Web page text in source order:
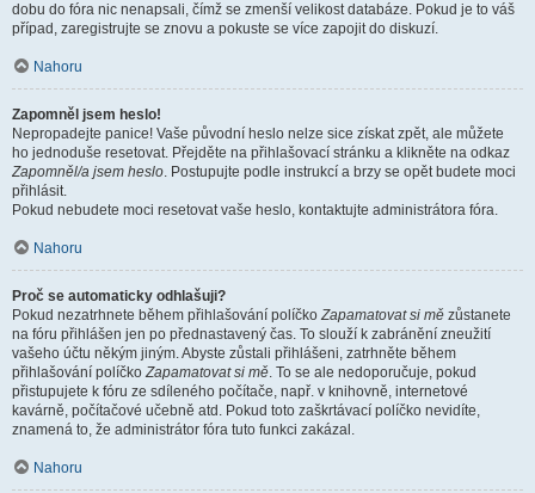
dobu do fóra nic nenapsali, čímž se zmenší velikost databáze. Pokud je to váš
případ, zaregistrujte se znovu a pokuste se více zapojit do diskuzí.
Nahoru
Zapomněl jsem heslo!
Nepropadejte panice! Vaše původní heslo nelze sice získat zpět, ale můžete
ho jednoduše resetovat. Přejděte na přihlašovací stránku a klikněte na odkaz
Zapomněl/a jsem heslo. Postupujte podle instrukcí a brzy se opět budete moci
přihlásit.
Pokud nebudete moci resetovat vaše heslo, kontaktujte administrátora fóra.
Nahoru
Proč se automaticky odhlašuji?
Pokud nezatrhnete během přihlašování políčkoZapamatovat si mě zůstanete
na fóru přihlášen jen po přednastavený čas. To slouží k zabránění zneužití
vašeho účtu někým jiným. Abyste zůstali přihlášeni, zatrhněte během
přihlašování políčkoZapamatovat si mě. To se ale nedoporučuje, pokud
přistupujete k fóru ze sdíleného počítače, např. v knihovně, internetové
kavárně, počítačové učebně atd. Pokud toto zaškrtávací políčko nevidíte,
znamená to, že administrátor fóra tuto funkci zakázal.
Nahoru